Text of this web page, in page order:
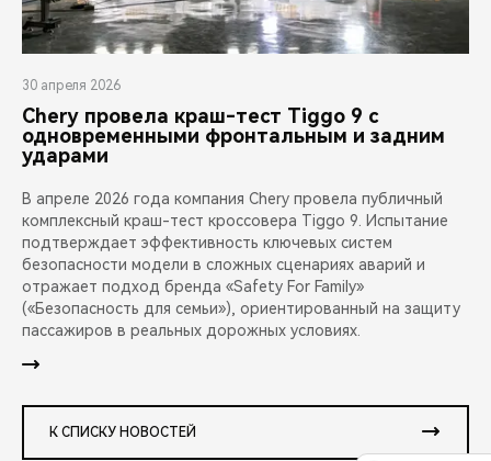
30 апреля 2026
Chery провела краш-тест Tiggo 9 с
одновременными фронтальным и задним
ударами
В апреле 2026 года компания Chery провела публичный
комплексный краш-тест кроссовера Tiggo 9. Испытание
подтверждает эффективность ключевых систем
безопасности модели в сложных сценариях аварий и
отражает подход бренда «Safety For Family»
(«Безопасность для семьи»), ориентированный на защиту
пассажиров в реальных дорожных условиях.
К СПИСКУ НОВОСТЕЙ